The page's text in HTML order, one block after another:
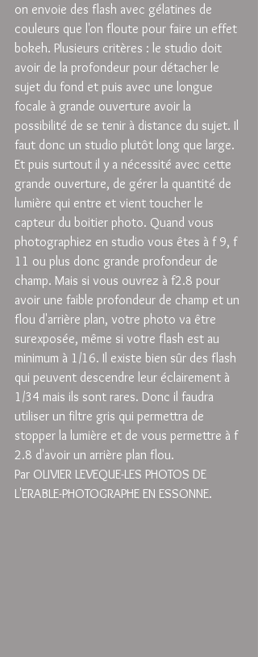
on envoie des flash avec gélatines de
couleurs que l'on floute pour faire un effet
bokeh. Plusieurs critères : le studio doit
avoir de la profondeur pour détacher le
sujet du fond et puis avec une longue
focale à grande ouverture avoir la
possibilité de se tenir à distance du sujet. Il
faut donc un studio plutôt long que large.
Et puis surtout il y a nécessité avec cette
grande ouverture, de gérer la quantité de
lumière qui entre et vient toucher le
capteur du boitier photo. Quand vous
photographiez en studio vous êtes à f 9, f
11 ou plus donc grande profondeur de
champ. Mais si vous ouvrez à f2.8 pour
avoir une faible profondeur de champ et un
flou d'arrière plan, votre photo va être
surexposée, même si votre flash est au
minimum à 1/16. Il existe bien sûr des flash
qui peuvent descendre leur éclairement à
1/34 mais ils sont rares. Donc il faudra
utiliser un filtre gris qui permettra de
stopper la lumière et de vous permettre à f
2.8 d'avoir un arrière plan flou.
Par OLIVIER LEVEQUE-LES PHOTOS DE
L'ERABLE-PHOTOGRAPHE EN ESSONNE.